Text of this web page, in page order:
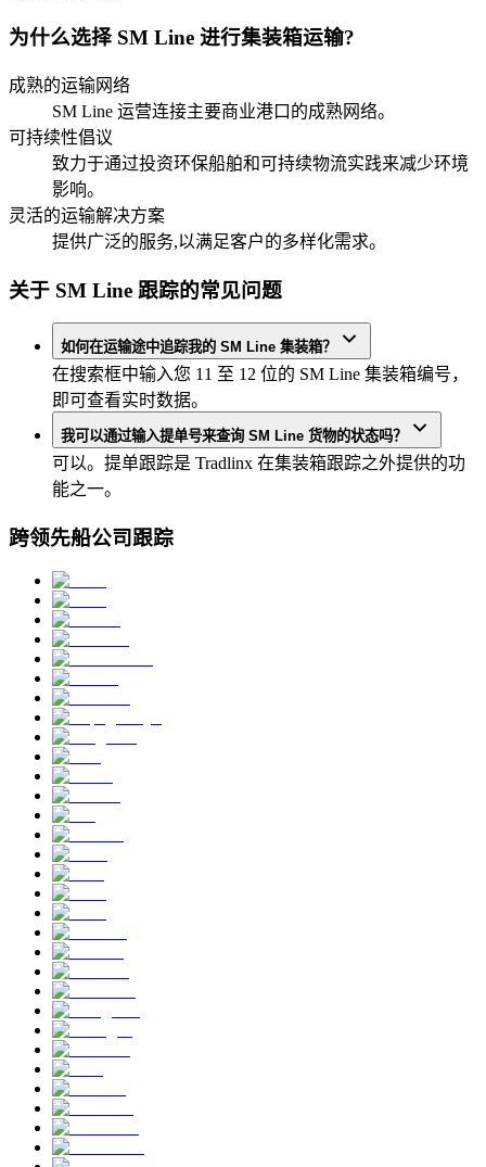
为什么选择 SM Line 进行集装箱运输?
成熟的运输网络
SM Line 运营连接主要商业港口的成熟网络。
可持续性倡议
致力于通过投资环保船舶和可持续物流实践来减少环境
影响。
灵活的运输解决方案
提供广泛的服务,以满足客户的多样化需求。
关于 SM Line 跟踪的常见问题
如何在运输途中追踪我的 SM Line 集装箱？
在搜索框中输入您 11 至 12 位的 SM Line 集装箱编号，
即可查看实时数据。
我可以通过输入提单号来查询 SM Line 货物的状态吗？
可以。提单跟踪是 Tradlinx 在集装箱跟踪之外提供的功
能之一。
跨领先船公司跟踪